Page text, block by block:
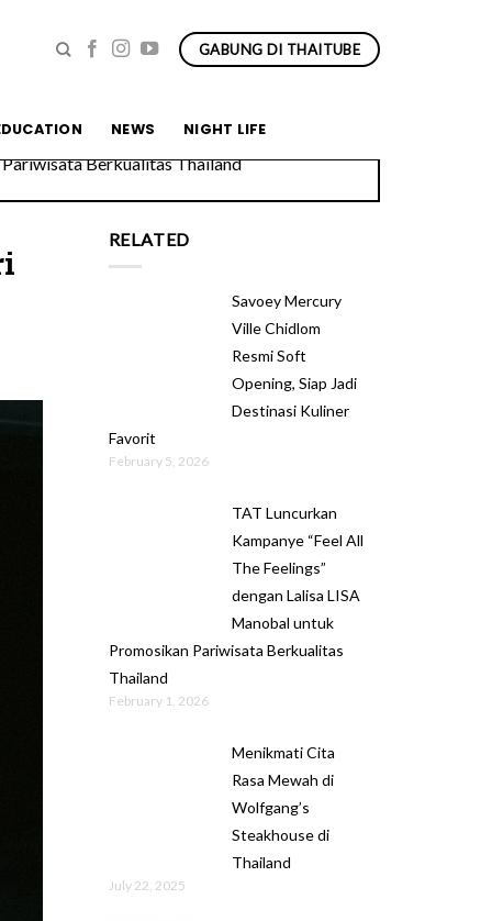
GABUNG DI THAITUBE
NEWS NIGHT LIFE
RELATED
Savoey Mercury
Ville Chidlom
Resmi Soft
Opening, Siap Jadi
Destinasi Kuliner
Favorit
February 5, 2026
TAT Luncurkan
Kampanye “Feel All
The Feelings”
dengan Lalisa LISA
Manobal untuk
Promosikan Pariwisata Berkualitas
Thailand
February 1, 2026
Menikmati Cita
Rasa Mewah di
Wolfgang’s
Steakhouse di
Thailand
July 22, 2025